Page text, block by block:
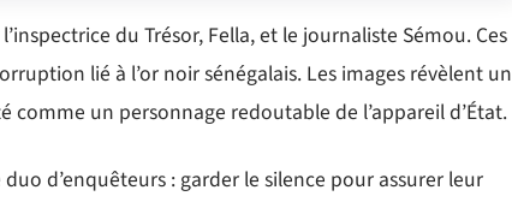
du Trésor, Fella, et le journaliste Sémou. Ces
lié à l’or noir sénégalais. Les images révèlent un
comme un personnage redoutable de l’appareil d’État.
d’enquêteurs : garder le silence pour assurer leur